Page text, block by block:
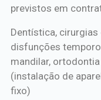
previstos em
Dentística, cirurgias
disfunções temporo
mandilar, ortodontia
(instalação de
fixo)